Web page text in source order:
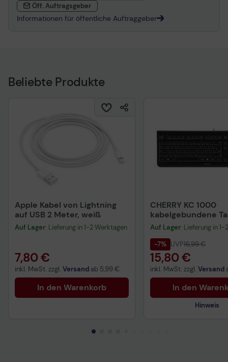
Öff. Auftragsgeber
Informationen für öffentliche Auftraggeber
Beliebte Produkte
Apple Kabel von Lightning
auf USB 2 Meter, weiß
Auf Lager: Lieferung in 1-2 Werktagen
7,80 €
inkl. MwSt. zzgl. Versand ab 5,99 €
In den Warenkorb
CHERRY KC 1000
kabelgebundene
QWERTZ DE -
Auf Lager: Lieferung in
-7% UVP16,99 €
15,80 €
inkl. MwSt. zzgl. Versand
In den
Hinweis